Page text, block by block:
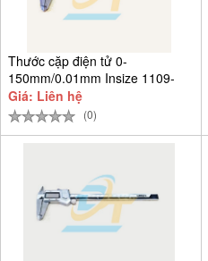
Thước cặp điện tử 0-
150mm/0.01mm Insize 1109-
150
Giá: Liên hệ
(0)